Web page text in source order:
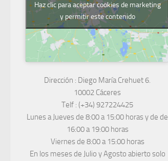
Haz clic para aceptar cookies de marketing
y permitir este contenido
Dirección : Diego María Crehuet 6.
10002 Cáceres
Telf : (+34) 927224425
Lunes a Jueves de 8:00 a 15:00 horas y de de
16:00 a 19:00 horas
Viernes de 8:00 a 15:00 horas
En los meses de Julio y Agosto abierto solo